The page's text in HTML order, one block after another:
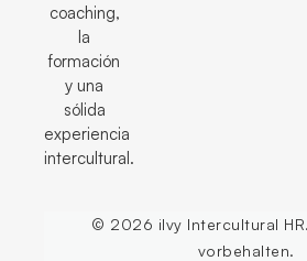
coaching,
la
formación
y una
sólida
experiencia
intercultural.
© 2026 ilvy Intercultural
vorbehalten.